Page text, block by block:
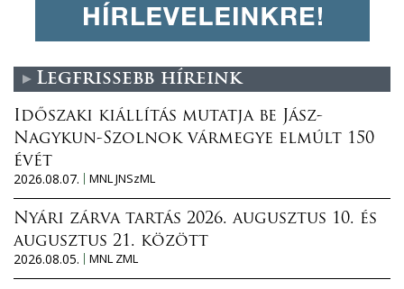
Legfrissebb híreink
Időszaki kiállítás mutatja be Jász-
Nagykun-Szolnok vármegye elmúlt 150
évét
2026.08.07.
MNL JNSzML
Nyári zárva tartás 2026. augusztus 10. és
augusztus 21. között
2026.08.05.
MNL ZML